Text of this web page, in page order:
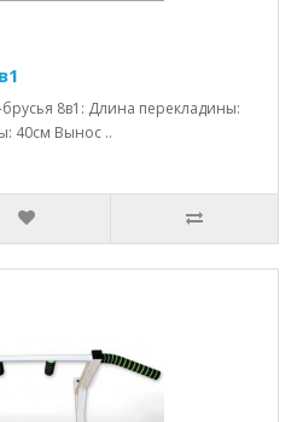
8в1: Длина перекладины:
40см Вынос ..